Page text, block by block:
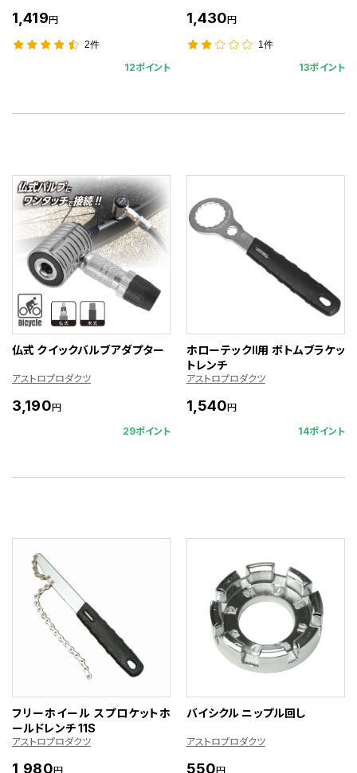
1,419円
2件
12ポイント
1,430円
1件
13ポイント
仏式 クイックバルブアダプター
アストロプロダクツ
3,190円
29ポイント
ホローテックⅡ用 ボトムブラケッ
トレンチ
アストロプロダクツ
1,540円
14ポイント
フリーホイール スプロケットホ
ールドレンチ 11S
アストロプロダクツ
1,980円
バイシクル ニップル回し
アストロプロダクツ
550円